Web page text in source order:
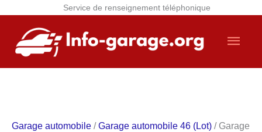
Service de renseignement téléphonique
contenu
Garage automobile /Garage automobile 46 (Lot) / Garage